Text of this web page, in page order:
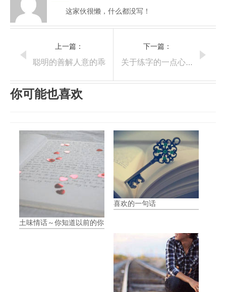
这家伙很懒，什么都没写！
上一篇：
聪明的善解人意的乖
下一篇：
你可能也喜欢
土味情话～你知道以前的你多可爱吗？
喜欢的一句话